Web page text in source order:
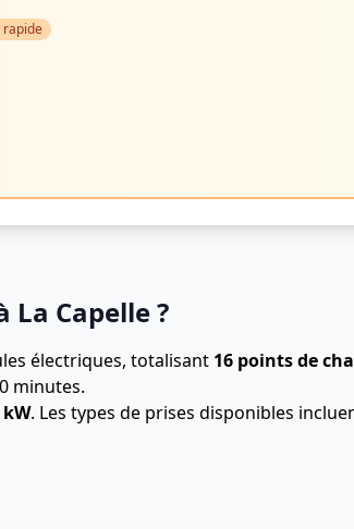
rapide
Capelle ?
électriques, totalisant 16 points de
minutes.
kW. Les types de prises disponibles